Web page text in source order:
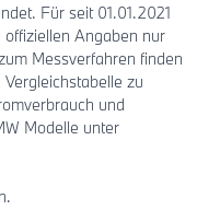
Für seit 01.01.2021
Angaben nur
Messverfahren finden
zu
und
Modelle unter